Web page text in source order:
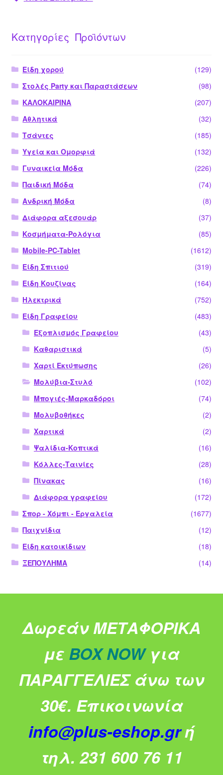
Κατηγορίες Προϊόντων
Είδη χορού
(129)
Στολές Party και Παραστάσεων
(98)
ΚΑΛΟΚΑΙΡΙΝΑ
(207)
Αθλητικά
(32)
Τσάντες
(185)
Υγεία και Ομορφιά
(132)
Γυναικεία Μόδα
(226)
Παιδική Μόδα
(74)
Ανδρική Μόδα
(8)
Διάφορα αξεσουάρ
(37)
Κοσμήματα-Ρολόγια
(85)
Mobile-PC-Tablet
(1612)
Είδη Σπιτιού
(319)
Είδη Κουζίνας
(164)
Ηλεκτρικά
(752)
Είδη Γραφείου
(483)
Εξοπλισμός Γραφείου
(43)
Καθαριστικά
(5)
Χαρτί Εκτύπωσης
(26)
Μολύβια-Στυλό
(102)
Μπογιές-Μαρκαδόροι
(74)
Μολυβοθήκες
(2)
Χαρτικά
(2)
Ψαλίδια-Κοπτικά
(16)
Κόλλες-Ταινίες
(28)
Πίνακας
(16)
Διάφορα γραφείου
(172)
Σπορ - Χόμπι - Εργαλεία
(1677)
Παιχνίδια
(12)
Είδη κατοικίδιων
(18)
ΞΕΠΟΥΛΗΜΑ
(14)
Δωρεάν ΜΕΤΑΦΟΡΙΚΑ
με BOX NOW για
ΠΑΡΑΓΓΕΛΙΕΣ άνω των
30€. Επικοινωνία
info@plus-eshop.grή
τηλ. 231 600 76 11